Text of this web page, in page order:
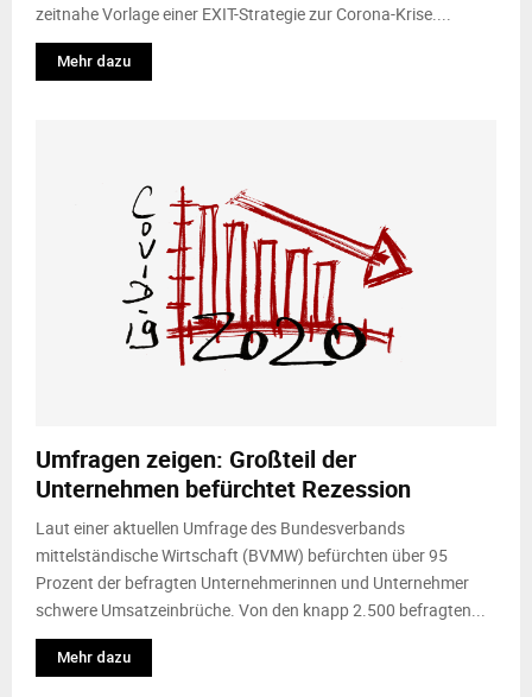
zeitnahe Vorlage einer EXIT-Strategie zur Corona-Krise....
Mehr dazu
Umfragen zeigen: Großteil der
Unternehmen befürchtet Rezession
Laut einer aktuellen Umfrage des Bundesverbands
mittelständische Wirtschaft (BVMW) befürchten über 95
Prozent der befragten Unternehmerinnen und Unternehmer
schwere Umsatzeinbrüche. Von den knapp 2.500 befragten...
Mehr dazu